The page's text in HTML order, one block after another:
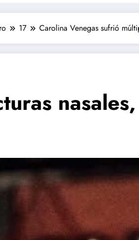
17 Carolina Venegas sufrió